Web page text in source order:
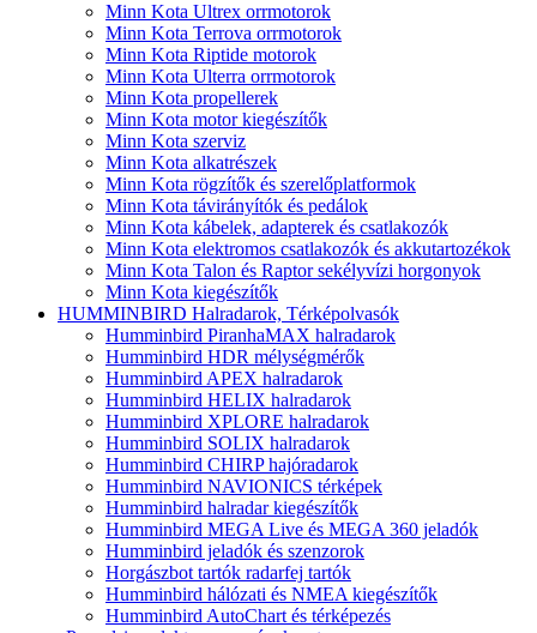
Minn Kota Ultrex orrmotorok
Minn Kota Terrova orrmotorok
Minn Kota Riptide motorok
Minn Kota Ulterra orrmotorok
Minn Kota propellerek
Minn Kota motor kiegészítők
Minn Kota szerviz
Minn Kota alkatrészek
Minn Kota rögzítők és szerelőplatformok
Minn Kota távirányítók és pedálok
Minn Kota kábelek, adapterek és csatlakozók
Minn Kota elektromos csatlakozók és akkutartozékok
Minn Kota Talon és Raptor sekélyvízi horgonyok
Minn Kota kiegészítők
HUMMINBIRD Halradarok, Térképolvasók
Humminbird PiranhaMAX halradarok
Humminbird HDR mélységmérők
Humminbird APEX halradarok
Humminbird HELIX halradarok
Humminbird XPLORE halradarok
Humminbird SOLIX halradarok
Humminbird CHIRP hajóradarok
Humminbird NAVIONICS térképek
Humminbird halradar kiegészítők
Humminbird MEGA Live és MEGA 360 jeladók
Humminbird jeladók és szenzorok
Horgászbot tartók radarfej tartók
Humminbird hálózati és NMEA kiegészítők
Humminbird AutoChart és térképezés